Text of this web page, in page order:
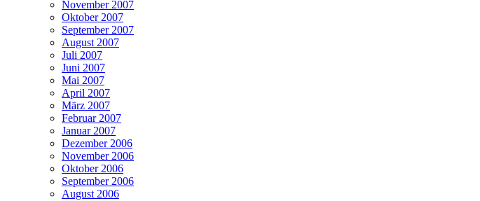
November 2007
Oktober 2007
September 2007
August 2007
Juli 2007
Juni 2007
Mai 2007
April 2007
März 2007
Februar 2007
Januar 2007
Dezember 2006
November 2006
Oktober 2006
September 2006
August 2006